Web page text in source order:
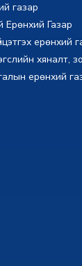
газар
Ерөнхий Газар
ерөнхий
хяналт,
ерөнхий